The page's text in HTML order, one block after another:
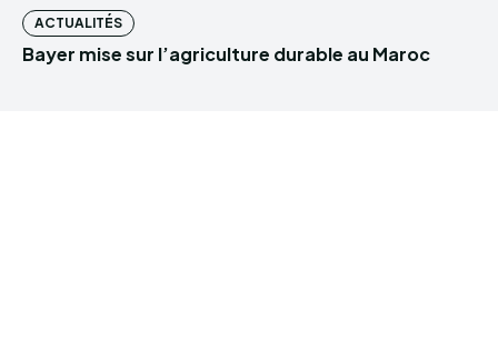
ACTUALITÉS
Bayer mise sur l’agriculture durable au Maroc